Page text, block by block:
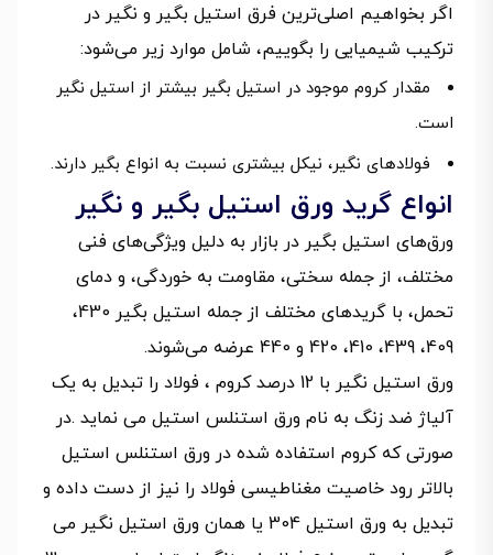
اگر بخواهیم اصلی‌ترین فرق استیل بگیر و نگیر در
ترکیب شیمیایی را بگوییم، شامل موارد زیر می‌شود:
مقدار کروم موجود در استیل بگیر بیشتر از استیل نگیر
است.
فولادهای نگیر، نیکل بیشتری نسبت به انواع بگیر دارند.
انواع گرید ورق استیل بگیر و نگیر
ورق‌های استیل بگیر در بازار به دلیل ویژگی‌های فنی
مختلف، از جمله سختی، مقاومت به خوردگی، و دمای
تحمل، با گریدهای مختلف از جمله استیل بگیر 430،
409، 439، 410، 420 و 440 عرضه می‌شوند.
ورق استیل نگیر با 12 درصد کروم ، فولاد را تبدیل به یک
آلیاژ ضد زنگ به نام ورق استنلس استیل می نماید .در
صورتی که کروم استفاده شده در ورق استنلس استیل
بالاتر رود خاصیت مغناطیسی فولاد را نیز از دست داده و
تبدیل به ورق استیل 304 یا همان ورق استیل نگیر می